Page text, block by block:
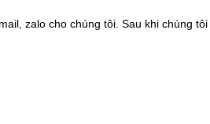
zalo cho chúng tôi. Sau khi chúng